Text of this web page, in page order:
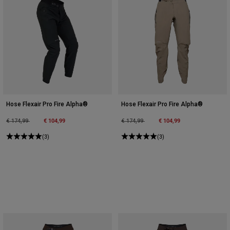
Hose Flexair Pro Fire Alpha®
Price reduced from
€ 174,99to € 104,99
(3)
Hose Flexair Pro Fire Alpha®
Price reduced from
€ 174,99to € 104,99
(3)